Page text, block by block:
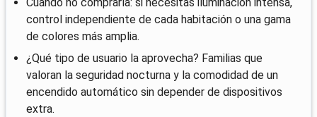
control independiente de cada habitación o una gama
de colores más amplia.
¿Qué tipo de usuario la aprovecha? Familias que
valoran la seguridad nocturna y la comodidad de un
encendido automático sin depender de dispositivos
extra.